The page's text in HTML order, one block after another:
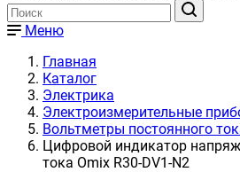
Меню
Главная
Каталог
Электрика
Электроизмерительные
Вольтметры постоянного
Цифровой индикатор
тока Omix R30-DV1-N2